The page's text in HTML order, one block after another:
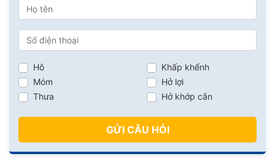
Hô
Móm
Thưa
Khấp khểnh
Hở lợi
Hở khớp cắn
GỬI CÂU HỎI